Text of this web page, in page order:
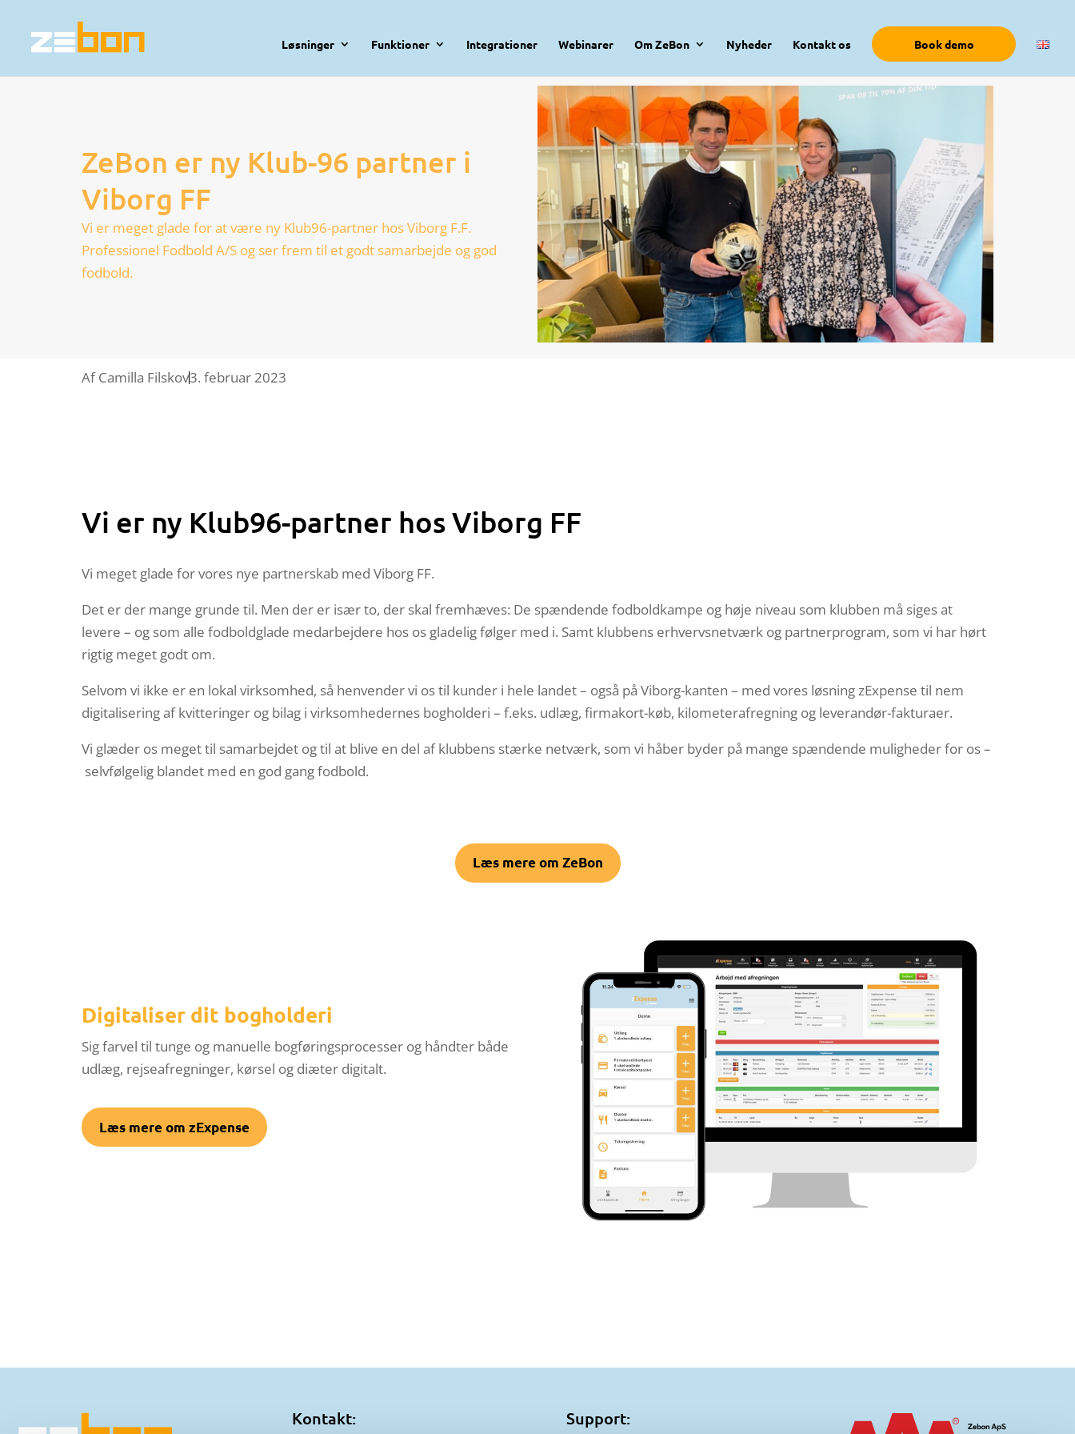
Løsninger Funktioner Integrationer Webinarer Om ZeBon Nyheder Kontakt os Book demo
ZeBon er ny Klub-96 partner i
Viborg FF
Vi er meget glade for at være ny Klub96-partner hos Viborg F.F.
Professionel Fodbold A/S og ser frem til et godt samarbejde og god
fodbold.
AfCamilla Filskov3. februar 2023
Vi er ny Klub96-partner hos Viborg FF
Vi meget glade for vores nye partnerskab med Viborg FF.
Det er der mange grunde til. Men der er især to, der skal fremhæves: De spændende fodboldkampe og høje niveau som klubben må siges at
levere – og som alle fodboldglade medarbejdere hos os gladelig følger med i. Samt klubbens erhvervsnetværk og partnerprogram, som vi har hørt
rigtig meget godt om.
Selvom vi ikke er en lokal virksomhed, så henvender vi os til kunder i hele landet – også på Viborg-kanten – med vores løsning zExpense til nem
digitalisering af kvitteringer og bilag i virksomhedernes bogholderi – f.eks. udlæg, firmakort-køb, kilometerafregning og leverandør-fakturaer.
Vi glæder os meget til samarbejdet og til at blive en del af klubbens stærke netværk, som vi håber byder på mange spændende muligheder for os –
selvfølgelig blandet med en god gang fodbold.
Læs mere om ZeBon
Digitaliser dit bogholderi
Sig farvel til tunge og manuelle bogføringsprocesser og håndter både
udlæg, rejseafregninger, kørsel og diæter digitalt.
Læs mere om zExpense
Kontakt: Support: